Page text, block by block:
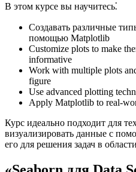
В этом курсе вы научитесь⁚
Создавать различные
помощью Matplotlib
Customize plots to make
informative
Work with multiple plots
figure
Use advanced plotting
Apply Matplotlib to real-
Курс идеально подходит для
визуализировать данные с
его для решения задач в